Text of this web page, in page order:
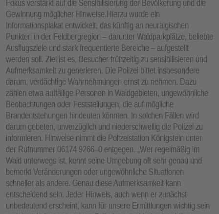
Fokus verstärkt auf die Sensibilisierung der Bevölkerung und die
Gewinnung möglicher Hinweise.Hierzu wurde ein
Informationsplakat entwickelt, das künftig an neuralgischen
Punkten in der Feldbergregion – darunter Waldparkplätze, beliebte
Ausflugsziele und stark frequentierte Bereiche – aufgestellt
werden soll. Ziel ist es, Besucher frühzeitig zu sensibilisieren und
Aufmerksamkeit zu generieren. Die Polizei bittet insbesondere
darum, verdächtige Wahrnehmungen ernst zu nehmen. Dazu
zählen etwa auffällige Personen in Waldgebieten, ungewöhnliche
Beobachtungen oder Feststellungen, die auf mögliche
Brandentstehungen hindeuten könnten. In solchen Fällen wird
darum gebeten, unverzüglich und niederschwellig die Polizei zu
informieren. Hinweise nimmt die Polizeistation Königstein unter
der Rufnummer 06174 9266–0 entgegen. „Wer regelmäßig im
Wald unterwegs ist, kennt seine Umgebung oft sehr genau und
bemerkt Veränderungen oder ungewöhnliche Situationen
schneller als andere. Genau diese Aufmerksamkeit kann
entscheidend sein. Jeder Hinweis, auch wenn er zunächst
unbedeutend erscheint, kann für unsere Ermittlungen wichtig sein